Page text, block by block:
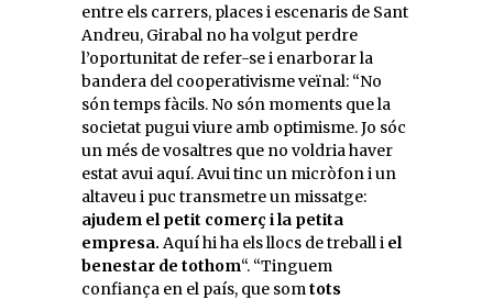
entre els carrers, places i escenaris de Sant
Andreu, Girabal no ha volgut perdre
l’oportunitat de refer-se i enarborar la
bandera del cooperativisme veïnal: “No
són temps fàcils. No són moments que la
societat pugui viure amb optimisme. Jo sóc
un més de vosaltres que no voldria haver
estat avui aquí. Avui tinc un micròfon i un
altaveu i puc transmetre un missatge:
ajudem el petit comerç i la petita
empresa. Aquí hi ha els llocs de treball i el
benestar de tothom“. “Tinguem
confiança en el país, que somtots